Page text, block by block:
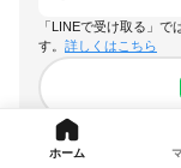
「LINEで受け取る」
す。 詳しくはこちら
ホーム